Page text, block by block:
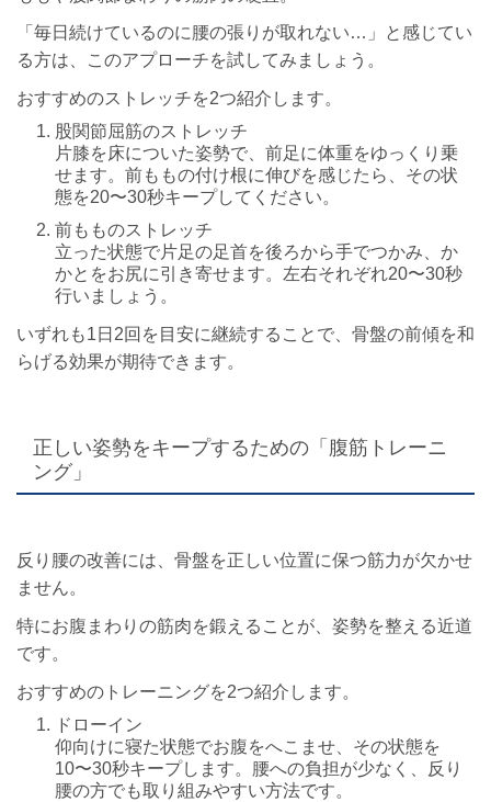
「毎日続けているのに腰の張りが取れない…」と感じてい
る方は、このアプローチを試してみましょう。
おすすめのストレッチを2つ紹介します。
股関節屈筋のストレッチ
片膝を床についた姿勢で、前足に体重をゆっくり乗
せます。前ももの付け根に伸びを感じたら、その状
態を20〜30秒キープしてください。
前もものストレッチ
立った状態で片足の足首を後ろから手でつかみ、か
かとをお尻に引き寄せます。左右それぞれ20〜30秒
行いましょう。
いずれも1日2回を目安に継続することで、骨盤の前傾を和
らげる効果が期待できます。
正しい姿勢をキープするための「腹筋トレーニ
ング」
反り腰の改善には、骨盤を正しい位置に保つ筋力が欠かせ
ません。
特にお腹まわりの筋肉を鍛えることが、姿勢を整える近道
です。
おすすめのトレーニングを2つ紹介します。
ドローイン
仰向けに寝た状態でお腹をへこませ、その状態を
10〜30秒キープします。腰への負担が少なく、反り
腰の方でも取り組みやすい方法です。